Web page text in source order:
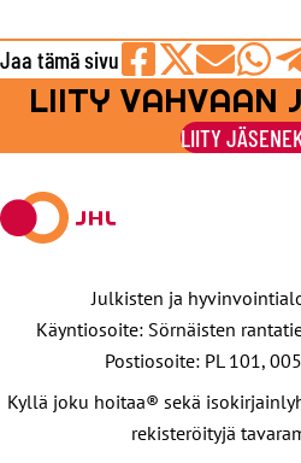
Jaa tämä sivu
Jaa
Facebookissa
Jaa
viestipalvelu
X:ssä
Jaa Jaa Jaa
LIITY VAHVAAN
LIITY
Julkisten ja
Käyntiosoite: Sörnäisten
Postiosoite: PL 101,
Kyllä joku hoitaa® sekä
rekisteröityjä